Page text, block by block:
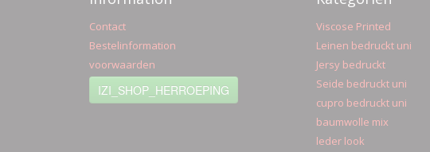
Contact
Bestelinformation
voorwaarden
IZI_SHOP_HERROEPING
Viscose Printed
Leinen bedruckt uni
Jersy bedruckt
Seide bedruckt uni
cupro bedruckt uni
baumwolle mix
leder look